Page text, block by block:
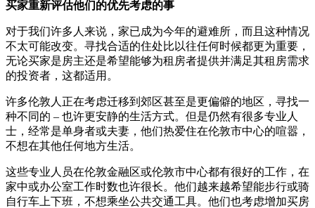
买家重新评估他们的优先考虑的事
对于我们许多人来说，家已成为今年的避难所，而且这种情况
不太可能改变。寻找合适的住处比以往任何时候都更为重要，
无论买家是房主还是希望能够为租房者提供并满足其租房需求
的投资者，这都适用。
许多伦敦人正在考虑迁移到郊区甚至是更偏僻的地区，寻找一
种不同的 – 也许更安静的生活方式。但是仍然有很多专业人
士，经常是单身者或夫妻，他们热爱住在伦敦市中心的喧嚣，
不想在其他任何地方生活。
这些专业人员在伦敦金融区或伦敦市中心都有很好的工作，在
家中或办公室工作时数也许很长。他们越来越希望能步行或骑
自行车上下班，不想乘坐公共交通工具。他们也考虑增加买房